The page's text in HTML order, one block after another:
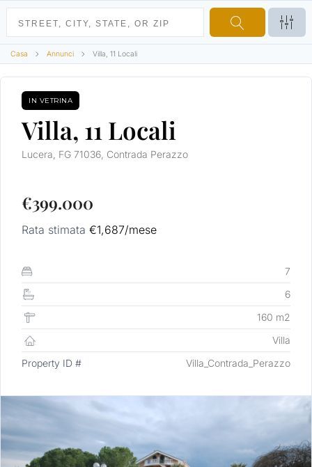
Casa Annunci Villa, 11 Locali
IN VETRINA
Villa, 11 Locali
Lucera, FG 71036, Contrada Perazzo
€399.000
Rata stimata €1,687/mese
7
6
160 m2
Villa
Property ID #
Villa_Contrada_Perazzo